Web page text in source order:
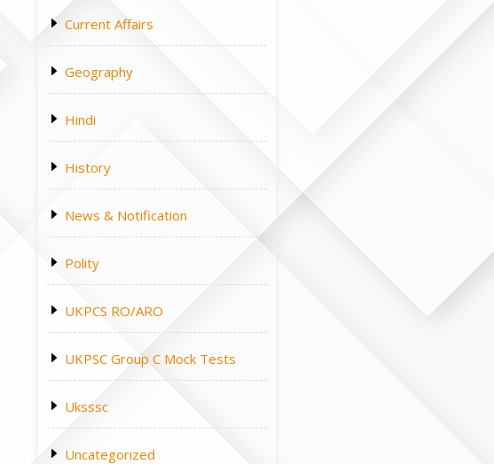
Current Affairs
Geography
Hindi
History
News & Notification
Polity
UKPCS RO/ARO
UKPSC Group C Mock Tests
Uksssc
Uncategorized